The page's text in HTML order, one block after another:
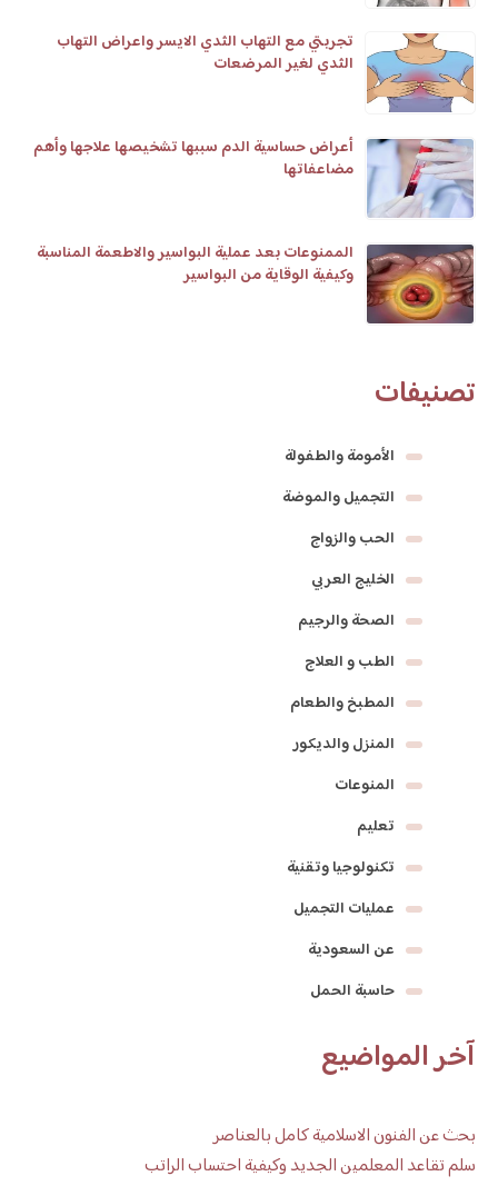
تجربتي مع التهاب الثدي الايسر واعراض التهاب
الثدي لغير المرضعات
أعراض حساسية الدم سببها تشخيصها علاجها وأهم
مضاعفاتها
الممنوعات بعد عملية البواسير والاطعمة المناسبة
وكيفية الوقاية من البواسير
تصنيفات
الأمومة والطفولة
التجميل والموضة
الحب والزواج
الخليج العربي
الصحة والرجيم
الطب و العلاج
المطبخ والطعام
المنزل والديكور
المنوعات
تعليم
تكنولوجيا وتقنية
عمليات التجميل
عن السعودية
حاسبة الحمل
آخر المواضيع
بحث عن الفنون الاسلامية كامل بالعناصر
سلم تقاعد المعلمين الجديد وكيفية احتساب الراتب